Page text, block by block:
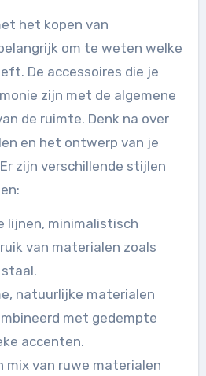
het kopen van
om te weten welke
De accessoires die je
zijn met de algemene
de ruimte. Denk na over
en het ontwerp van je
zijn verschillende stijlen
lijnen, minimalistisch
van materialen zoals
natuurlijke materialen
met gedempte
accenten.
mix van ruwe materialen